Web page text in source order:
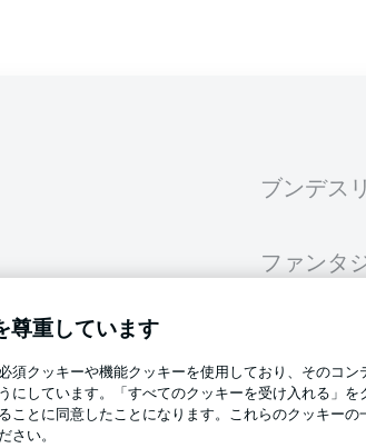
ブンデス
ファンタ
ください BUNDESLIGA APP
尊重しています
須クッキーや機能クッキーを使用しており、そのコ
にしています。「すべてのクッキーを受け入れる」
ことに同意したことになります。これらのクッキーの
さい。